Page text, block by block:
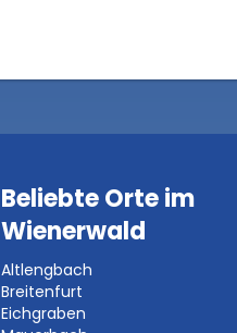
Beliebte Orte im
Wienerwald
Altlengbach
Breitenfurt
Eichgraben